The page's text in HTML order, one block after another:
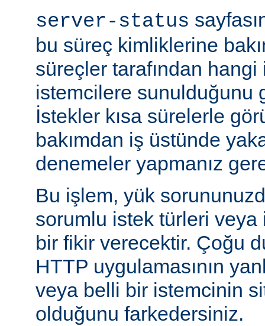
server-status
bu süreç kimliklerine
süreçler tarafından
istemcilere sunulduğunu
İstekler kısa sürelerle
bakımdan iş üstünde
denemeler yapmanız
Bu işlem, yük
sorumlu istek türleri veya
bir fikir verecektir. Çoğu
HTTP uygulamasının
veya belli bir istemcinin
olduğunu farkedersiniz.